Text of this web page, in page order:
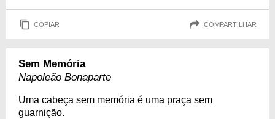
COPIAR COMPARTILHAR
Sem Memória
Napoleão Bonaparte
Uma cabeça sem memória é uma praça sem
guarnição.